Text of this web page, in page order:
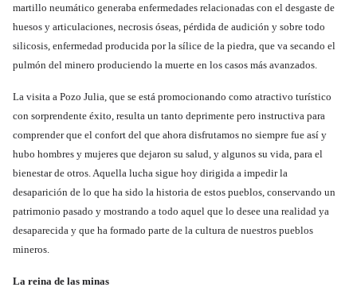
martillo neumático generaba enfermedades relacionadas con el desgaste de
huesos y articulaciones, necrosis óseas, pérdida de audición y sobre todo
silicosis, enfermedad producida por la sílice de la piedra, que va secando el
pulmón del minero produciendo la muerte en los casos más avanzados.
La visita a Pozo Julia, que se está promocionando como atractivo turístico
con sorprendente éxito, resulta un tanto deprimente pero instructiva para
comprender que el confort del que ahora disfrutamos no siempre fue así y
hubo hombres y mujeres que dejaron su salud, y algunos su vida, para el
bienestar de otros. Aquella lucha sigue hoy dirigida a impedir la
desaparición de lo que ha sido la historia de estos pueblos, conservando un
patrimonio pasado y mostrando a todo aquel que lo desee una realidad ya
desaparecida y que ha formado parte de la cultura de nuestros pueblos
mineros.
La reina de las minas